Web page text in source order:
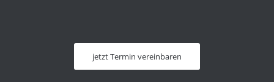
jetzt Termin vereinbaren